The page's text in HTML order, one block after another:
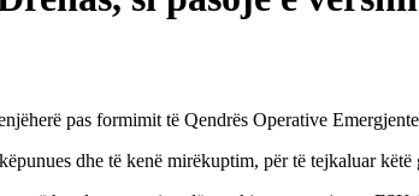
pas formimit të Qendrës Operative
dhe të kenë mirëkuptim, për të tejkaluar